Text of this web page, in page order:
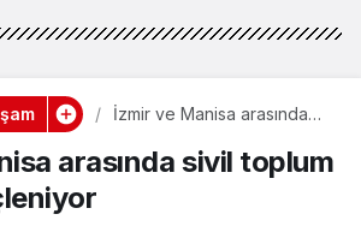
İzmir ve Manisa arasında
güçleniyor
arasında sivil toplum